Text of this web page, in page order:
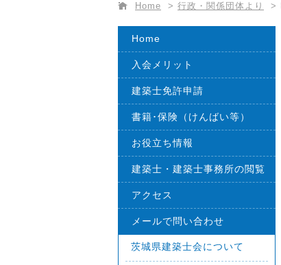
Home > 行政・関係団体より >
Home
入会メリット
建築士免許申請
書籍･保険（けんばい等）
お役立ち情報
建築士・建築士事務所の閲覧
アクセス
メールで問い合わせ
茨城県建築士会について